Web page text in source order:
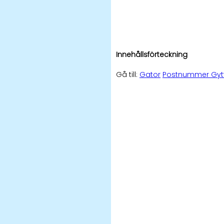
Innehållsförteckning
Gå till: Gator Postnummer